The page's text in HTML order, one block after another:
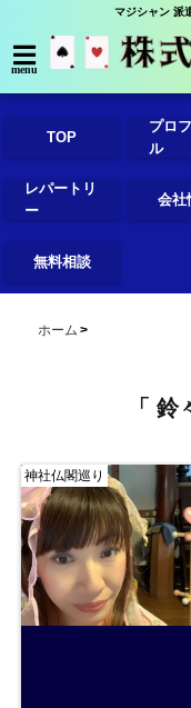
マジシャン 派
menu
TOP
プロ
ル
レパートリ
ー
会社
無料相談
ホーム
「
神社仏閣巡り